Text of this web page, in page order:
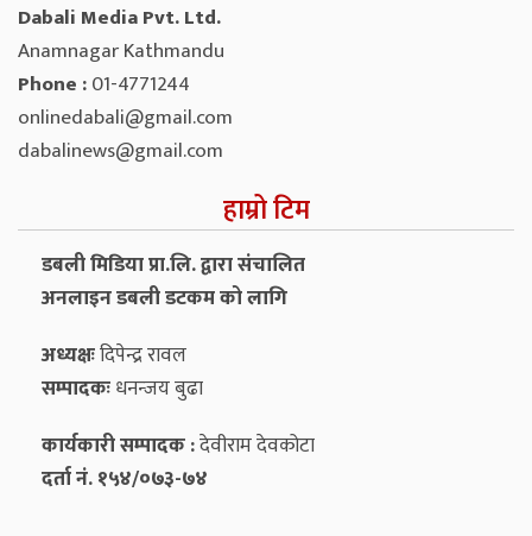
Dabali Media Pvt. Ltd.
Anamnagar Kathmandu
Phone :01-4771244
onlinedabali@gmail.com
dabalinews@gmail.com
हाम्रो टिम
डबली मिडिया प्रा.लि. द्वारा संचालित
अनलाइन डबली डटकम को लागि
अध्यक्षःदिपेन्द्र रावल
सम्पादकःधनन्‍जय बुढा
कार्यकारी सम्पादक :देवीराम देवकोटा
दर्ता नं. १५४/०७३-७४